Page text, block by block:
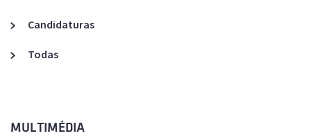
Candidaturas
Todas
MULTIMÉDIA